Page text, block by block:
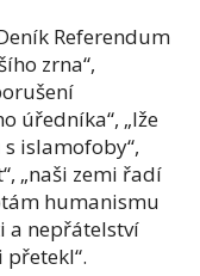
Referendum
zrna“,
úředníka“, „lže
islamofoby“,
„naši zemi řadí
humanismu
a nepřátelství